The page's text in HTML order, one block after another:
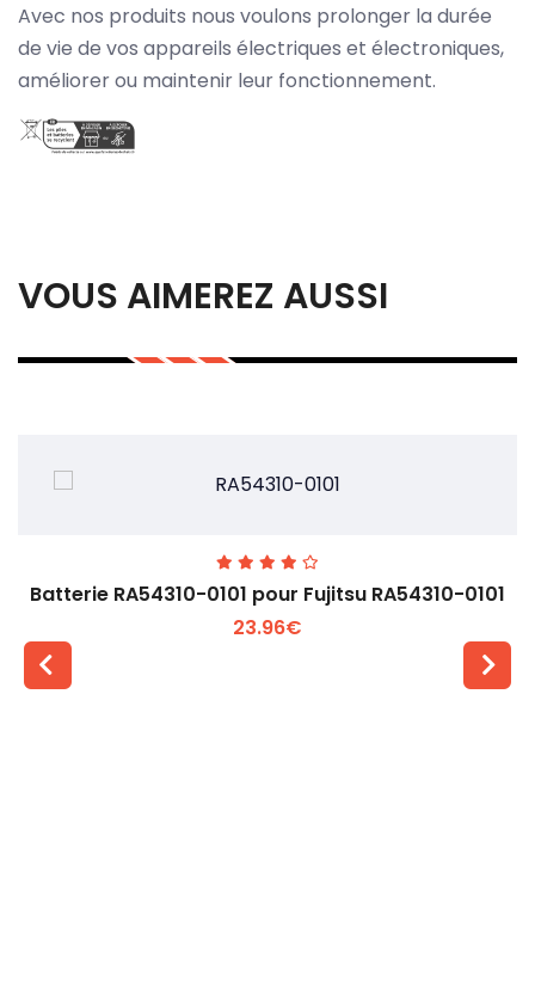
Avec nos produits nous voulons prolonger la durée
de vie de vos appareils électriques et électroniques,
améliorer ou maintenir leur fonctionnement.
VOUS AIMEREZ AUSSI
Batterie RA54310-0101 pour Fujitsu RA54310-0101
23.96€